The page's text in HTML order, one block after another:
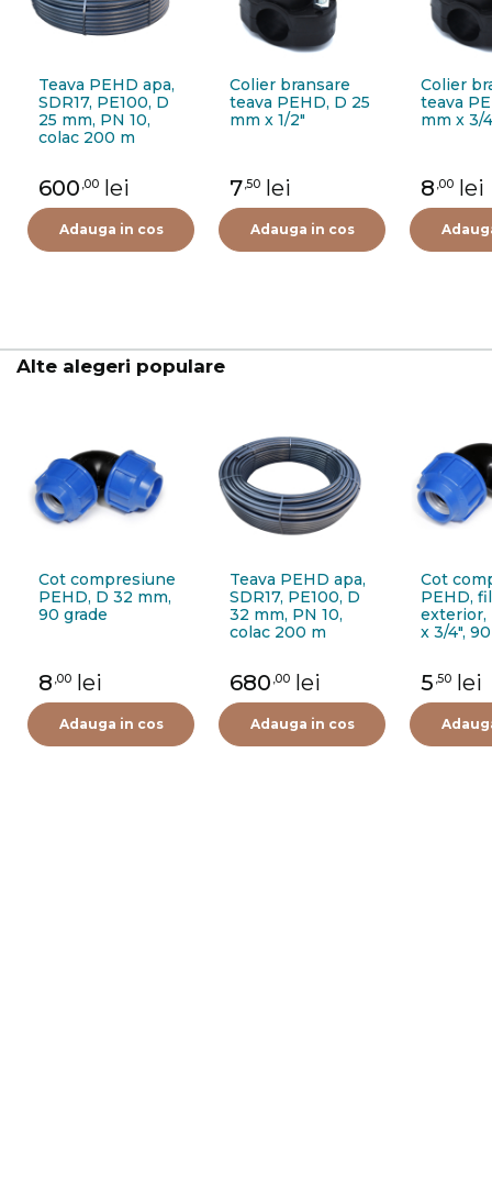
Teava PEHD apa,
SDR17, PE100, D
25 mm, PN 10,
colac 200 m
600 ,00 lei
Adauga in cos
Colier bransare
teava PEHD, D 25
mm x 1/2"
7,50 lei
Adauga in cos
Colier
teava
mm x 3/
8 ,00 lei
Alte alegeri populare
Cot compresiune
PEHD, D 32 mm,
90 grade
8 ,00 lei
Adauga in cos
Teava PEHD apa,
SDR17, PE100, D
32 mm, PN 10,
colac 200 m
680 ,00 lei
Adauga in cos
Cot
PEHD,
exterior,
x 3/4",
5 ,50 lei